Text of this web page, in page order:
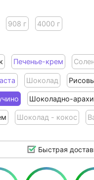
908 г 4000 г
Печенье-крем
Шоколад
Шоколадно-
Шоколад - кокос
Быстрая